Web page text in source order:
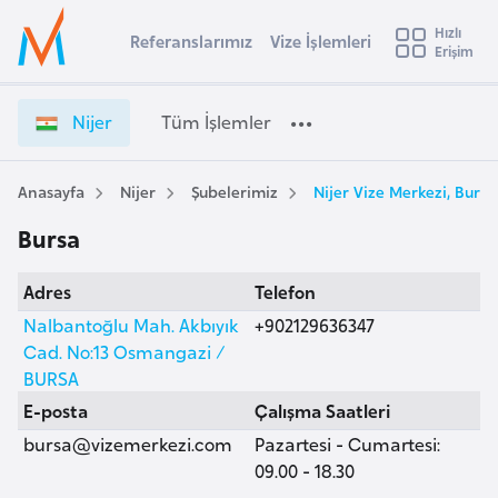
Ülke Seçimi
Başvuru yapmak istediğiniz ülkeyi seçin
Üye
Girişi
i
r
V
ş
l
l
e
e
Referanslarımız Vize İşlemleri
Hızlı
Erişim
Nijer Tüm İşlemler
Anasayfa Nijer Şubelerimiz Nijer Vize Merkezi, Bursa
Bursa
Adres
Nalbantoğlu Mah. Akbıyık
Cad. No:13 Osmangazi /
BURSA
Telefon
+902129636347
E-posta
bursa@vizemerkezi.com
Çalışma Saatleri
Pazartesi - Cumartesi:
09.00 - 18.30
s
t
r
a
v
u
s
t
u
r